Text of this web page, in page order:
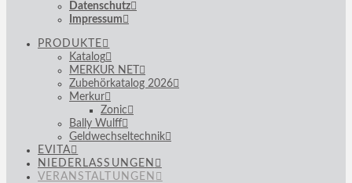
Datenschutz
Impressum
PRODUKTE
Katalog
MERKUR NET
Zubehörkatalog 2026
Merkur
Zonic
Bally Wulff
Geldwechseltechnik
EVITA
NIEDERLASSUNGEN
VERANSTALTUNGEN